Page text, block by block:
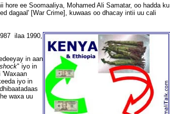
ee Soomaaliya, Mohamed Ali Samatar, oo hadda ku
dagaal' [War Crime], kuwaas oo dhacay intii uu cali
ilaa 1990,
in aan
" iyo in
'Waxaan
iyo in
waxa uu